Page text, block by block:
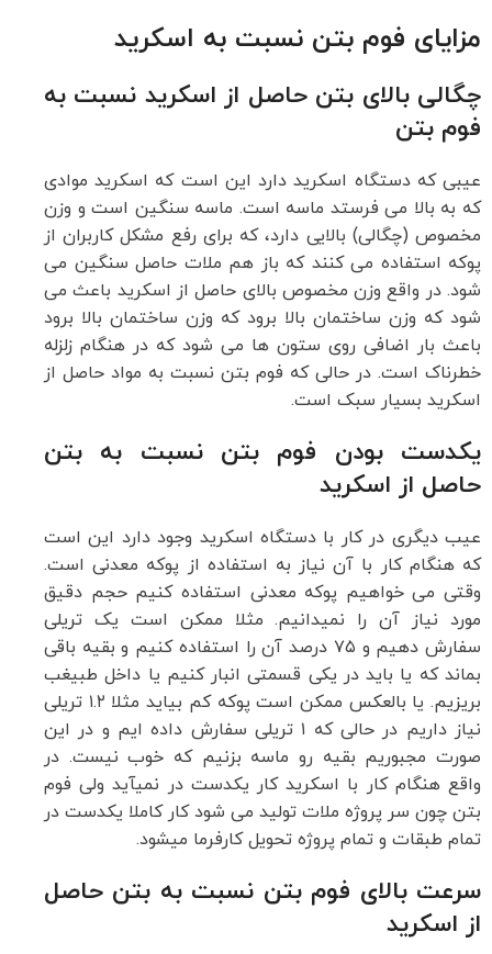
مزایای فوم بتن نسبت به اسکرید
چگالی بالای بتن حاصل از اسکرید نسبت به
فوم بتن
عیبی که دستگاه اسکرید دارد این است که اسکرید موادی
که به بالا می فرستد ماسه است. ماسه سنگین است و وزن
مخصوص (چگالی) بالایی دارد، که برای رفع مشکل کاربران از
پوکه استفاده می کنند که باز هم ملات حاصل سنگین می
شود. در واقع وزن مخصوص بالای حاصل از اسکرید باعث می
شود که وزن ساختمان بالا برود که وزن ساختمان بالا برود
باعث بار اضافی روی ستون ها می شود که در هنگام زلزله
خطرناک است. در حالی که فوم بتن نسبت به مواد حاصل از
اسکرید بسیار سبک است.
یکدست بودن فوم بتن نسبت به بتن
حاصل از اسکرید
عیب دیگری در کار با دستگاه اسکرید وجود دارد این است
که هنگام کار با آن نیاز به استفاده از پوکه معدنی است.
وقتی می خواهیم پوکه معدنی استفاده کنیم حجم دقیق
مورد نیاز آن را نمی­دانیم. مثلا ممکن است یک تریلی
سفارش دهیم و ۷۵ درصد آن را استفاده کنیم و بقیه باقی
بماند که یا باید در یکی قسمتی انبار کنیم یا داخل طبیغب
بریزیم. یا بالعکس ممکن است پوکه کم بیاید مثلا ۱.۲ تریلی
نیاز داریم در حالی که ۱ تریلی سفارش داده ایم و در این
صورت مجبوریم بقیه رو ماسه بزنیم که خوب نیست. در
واقع هنگام کار با اسکرید کار یکدست در نمی­آید ولی فوم
بتن چون سر پروژه ملات تولید می شود کار کاملا یکدست در
تمام طبقات و تمام پروژه تحویل کارفرما می­شود.
سرعت بالای فوم بتن نسبت به بتن حاصل
از اسکرید